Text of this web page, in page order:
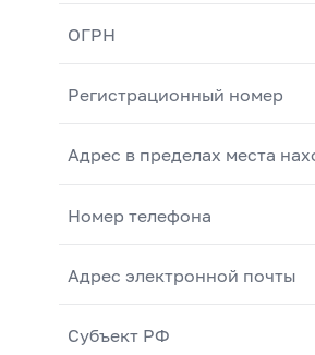
ОГРН
Регистрационный номер
Адрес в пределах места
Номер телефона
Адрес электронной почты
Субъект РФ